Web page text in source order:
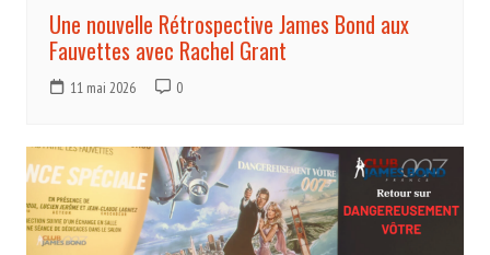
Une nouvelle Rétrospective James Bond aux
Fauvettes avec Rachel Grant
11 mai 2026 0